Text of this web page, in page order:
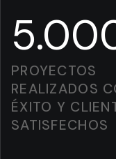
PROYECTOS
REALIZADOS
ÉXITO Y
SATISFECHOS